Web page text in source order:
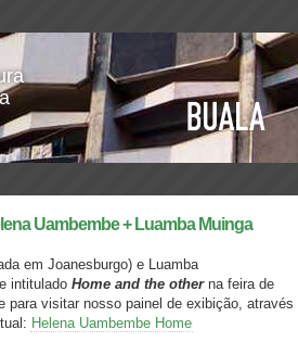
Uambembe + Luamba Muinga
em Joanesburgo) e Luamba
intitulado Home and the other na feira de
para visitar nosso painel de exibição, através
Helena Uambembe Home